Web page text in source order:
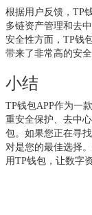
根据用户反馈，TP
多链资产管理和去
安全性方面，TP钱
带来了非常高的安
小结
TP钱包APP作为一
重安全保护、去中
包。如果您正在寻
对是您的最佳选择
用TP钱包，让数字